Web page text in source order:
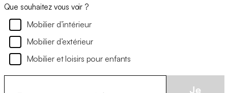
Que souhaitez vous voir ?
Mobilier d’intérieur
Mobilier d’extérieur
Mobilier et loisirs pour enfants
Je